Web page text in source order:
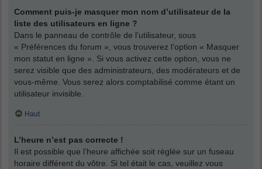
Comment puis-je masquer mon nom d’utilisateur de la
liste des utilisateurs en ligne ?
Dans le panneau de contrôle de l’utilisateur, sous
« Préférences du forum », vous trouverez l’option « Masquer
mon statut en ligne ». Si vous activez cette option, vous ne
serez visible que des administrateurs, des modérateurs et de
vous-même. Vous serez alors comptabilisé comme étant un
utilisateur invisible.
Haut
L’heure n’est pas correcte !
Il est possible que l’heure affichée soit réglée sur un fuseau
horaire différent du vôtre. Si tel était le cas, veuillez vous